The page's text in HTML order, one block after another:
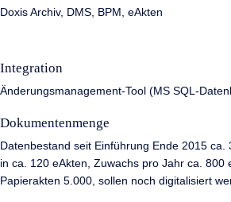
Doxis Archiv, DMS, BPM, eAkten
Integration
Änderungsmanagement-Tool (MS SQL-
Dokumentenmenge
Datenbestand seit Einführung Ende 2015 ca.
in ca. 120 eAkten, Zuwachs pro Jahr ca. 800
Papierakten 5.000, sollen noch digitalisiert